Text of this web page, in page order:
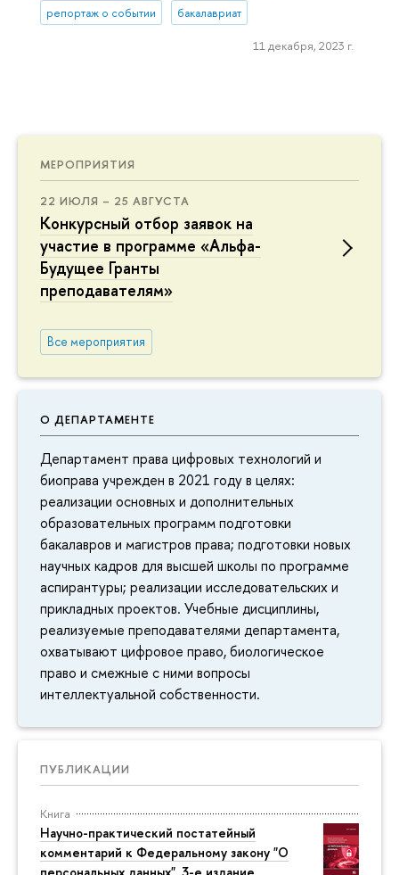
МЕРОПРИЯТИЯ
22 ИЮЛЯ – 25 АВГУСТА
Конкурсный отбор заявок на
участие в программе «Альфа-
Будущее Гранты
преподавателям»
Все мероприятия
О ДЕПАРТАМЕНТЕ
Департамент права цифровых технологий и
биоправа учрежден в 2021 году в целях:
реализации основных и дополнительных
образовательных программ подготовки
бакалавров и магистров права; подготовки новых
научных кадров для высшей школы по программе
аспирантуры; реализации исследовательских и
прикладных проектов. Учебные дисциплины,
реализуемые преподавателями департамента,
охватывают цифровое право, биологическое
право и смежные с ними вопросы
интеллектуальной собственности.
ПУБЛИКАЦИИ
Книга
Научно-практический постатейный
комментарий к Федеральному закону "О
репортаж о событии бакалавриат
11 декабря, 2023 г.